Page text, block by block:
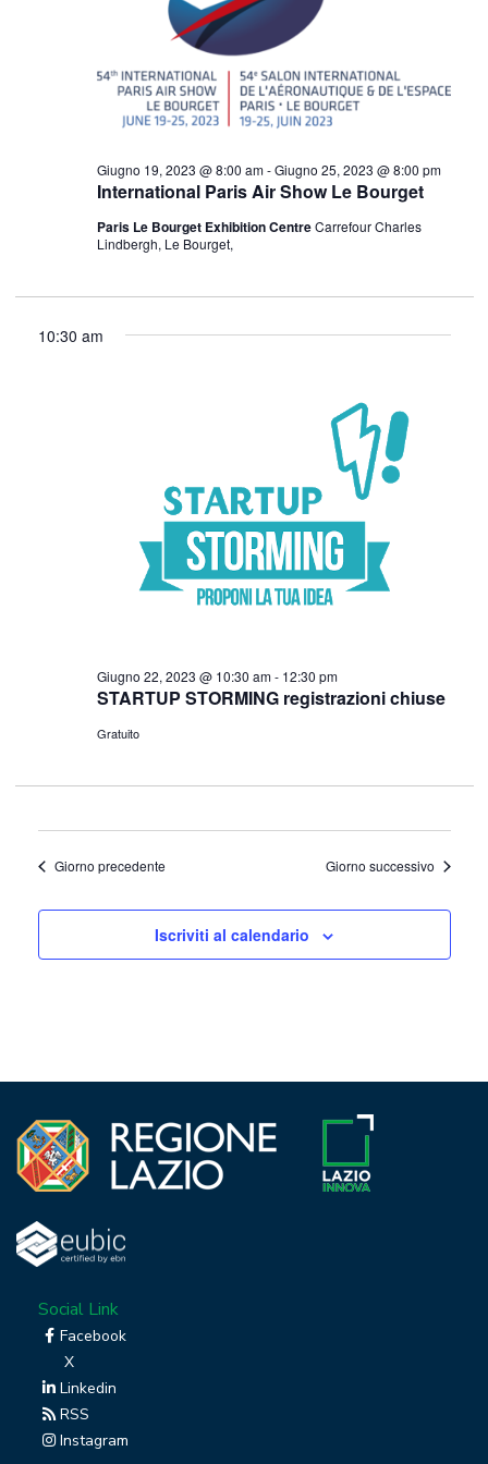
2023
International Paris Air Show Le Bourget
Giugno 19, 2023 @ 8:00 am-Giugno 25, 2023 @ 8:00 pm
Paris Le Bourget Exhibition CentreCarrefour Charles
Lindbergh, Le Bourget,
10:30 am
STARTUP STORMING registrazioni chiuse
Giugno 22, 2023 @ 10:30 am- 12:30 pm
Gratuito
Giorno precedente Giorno successivo
Iscriviti al calendario
Social Link
Facebook
X
Linkedin
RSS
Instagram